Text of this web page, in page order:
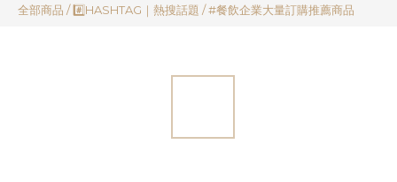
全部商品 /#️⃣HASHTAG｜熱搜話題 /#餐飲企業大量訂購推薦商品